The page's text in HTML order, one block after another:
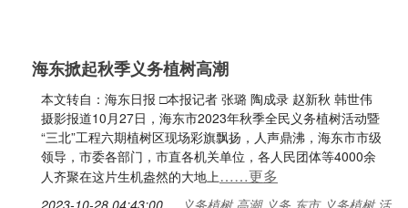
海东掀起秋季义务植树高潮
本文转自：海东日报 □本报记者 张璐 陶成录 赵新秋 韩世伟
摄影报道10月27日，海东市2023年秋季全民义务植树活动暨
“三北”工程六期植树区现场彩旗飘扬，人声鼎沸，海东市市级
领导，市委各部门，市直各机关单位，各人民团体等4000余
人齐聚在这片生机盎然的大地上……更多
2023-10-28 04:43:00
义务植树,高潮,义务,东市,义务植树,活